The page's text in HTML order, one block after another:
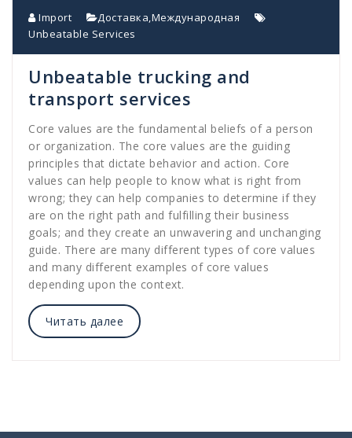
Import Доставка,Международная
Unbeatable Services
Unbeatable trucking and
transport services
Core values are the fundamental beliefs of a person
or organization. The core values are the guiding
principles that dictate behavior and action. Core
values can help people to know what is right from
wrong; they can help companies to determine if they
are on the right path and fulfilling their business
goals; and they create an unwavering and unchanging
guide. There are many different types of core values
and many different examples of core values
depending upon the context.
Читать далее